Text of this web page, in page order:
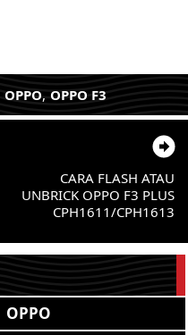
OPPO, OPPO F3
CARA FLASH ATAU
UNBRICK OPPO F3 PLUS
CPH1611/CPH1613
OPPO